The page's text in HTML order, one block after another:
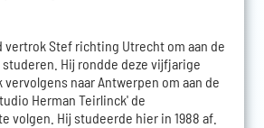
vertrok Stef richting Utrecht om aan de
Hij rondde deze vijfjarige
naar Antwerpen om aan de
Herman Teirlinck' de
volgen. Hij studeerde hier in 1988 af.